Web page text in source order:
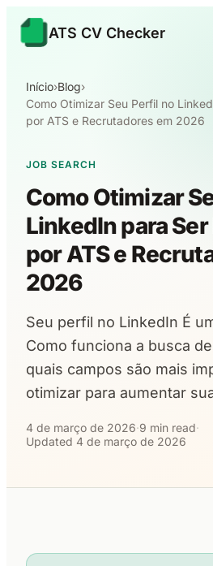
ATS CV Checker
Início›Blog›
Como Otimizar Seu Perfil no
por ATS e Recrutadores em 2026
JOB SEARCH
Como Otimizar
LinkedIn para
por ATS e
2026
Seu perfil no LinkedIn É
Como funciona a busca
quais campos são mais
otimizar para aumentar
4 de março de 2026·9 min read·
Updated 4 de março de 2026